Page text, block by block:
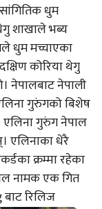
धुम
शाखाले भब्य
धुम मच्चाएका
कोरिया थेगु
नेपालबाट नेपाली
गुरुंगको बिशेष
एलिना गुरुंग नेपाल
एलिनाका धेरै
क्रम्मा रहेका
नामक एक गित
रिलिज